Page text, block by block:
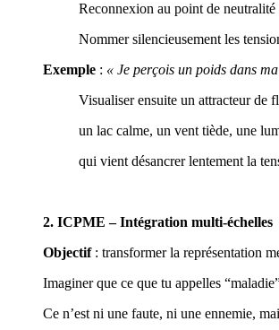
Reconnexion au point de
Nommer silencieusement les
Exemple : « Je perçois un poids dans
Visualiser ensuite un attracteur de
un lac calme, un vent tiède, une
qui vient désancrer lentement la
2. ICPME – Intégration multi-échelles
Objectif: transformer la représentation
Imaginer que ce que tu appelles
Ce n’est ni une faute, ni une ennemie,